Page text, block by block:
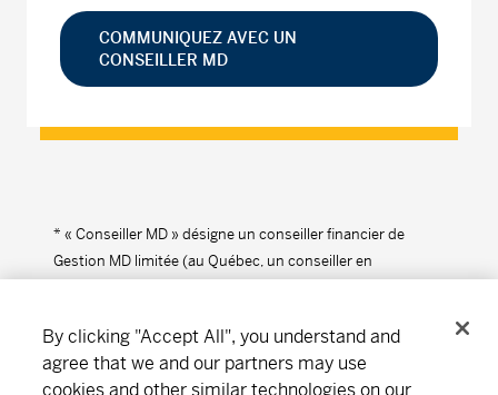
COMMUNIQUEZ AVEC UN
CONSEILLER MD
* « Conseiller MD » désigne un conseiller financier de
Gestion MD limitée (au Québec, un conseiller en
By clicking "Accept All", you understand and
agree that we and our partners may use
cookies and other similar technologies on our